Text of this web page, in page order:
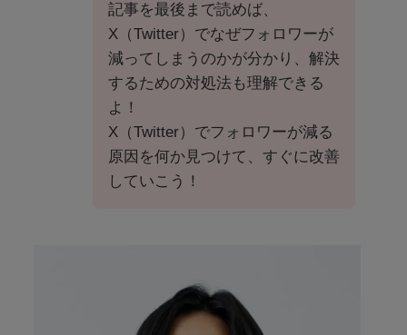
記事を最後まで読めば、
X（Twitter）でなぜフォロワーが
減ってしまうのかが分かり、解決
するための対処法も理解できる
よ！
X（Twitter）でフォロワーが減る
原因を何か見つけて、すぐに改善
していこう！